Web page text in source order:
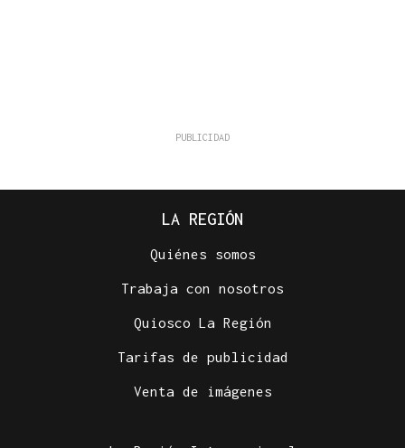
LA REGIÓN
Quiénes somos
Trabaja con nosotros
Quiosco La Región
Tarifas de publicidad
Venta de imágenes